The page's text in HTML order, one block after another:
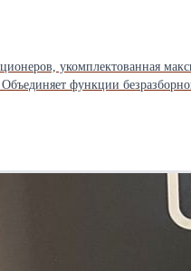
укомплектованная
функции
Подходит для бензиновых, дизельных автомобилей,
диагностический
эффективные и стабильные